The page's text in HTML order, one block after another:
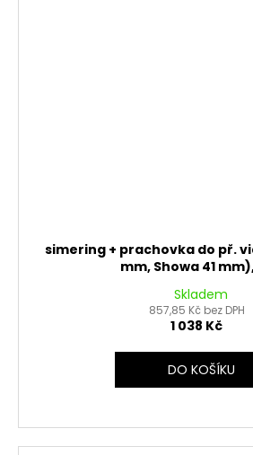
simering + prachovka do př.
mm, Showa 41
Skladem
857,85 Kč bez DPH
1 038 Kč
DO KOŠÍKU